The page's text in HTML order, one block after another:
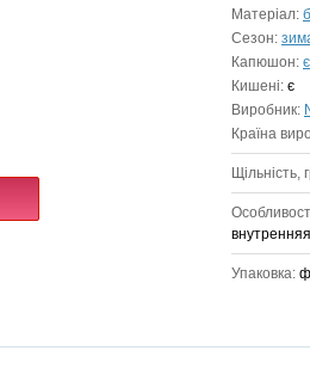
Матеріал:
Сезон:
Капюшон: є
Кишені: є
Виробник:
Країна
Щільність,
Упаковка: